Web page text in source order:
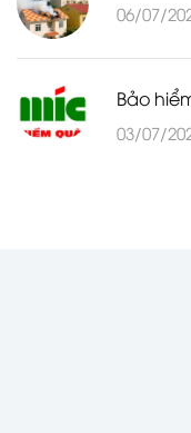
06/07/
Bảo
03/07/